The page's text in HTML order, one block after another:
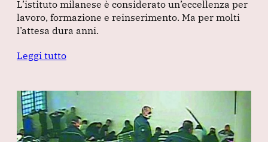
L’istituto milanese è considerato un’eccellenza per
lavoro, formazione e reinserimento. Ma per molti
l’attesa dura anni.
Leggi tutto